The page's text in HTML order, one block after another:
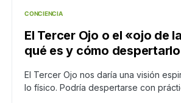
CONCIENCIA
El Tercer Ojo o el «ojo de
qué es y cómo despertarlo
El Tercer Ojo nos daría una visión
lo físico. Podría despertarse con